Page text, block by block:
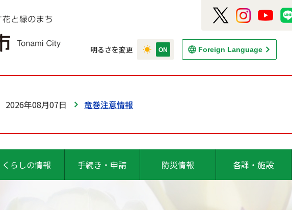
明るさを変更 Foreign Language
2026年08月07日 竜巻注意情報
くらしの情報 手続き・申請 防災情報 各課・施設